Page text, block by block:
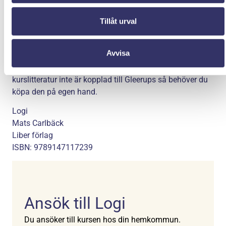
Tillåt urval
Avvisa
Studiestödsnämnden (CSN). Läs mer på www.csn.se.
Kurslitteratur
Är din kurslitteratur kopplad till Gleerups så kan du köpa
den digitalt via oss för 149 – 249kr/bok. Om din
kurslitteratur inte är kopplad till Gleerups så behöver du
köpa den på egen hand.
Logi
Mats Carlbäck
Liber förlag
ISBN: 9789147117239
Ansök till Logi
Du ansöker till kursen hos din hemkommun.